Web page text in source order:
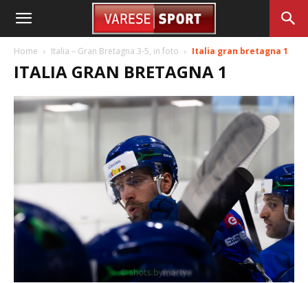
Home Italia – Gran Bretagna 3-5, in foto Italia gran bretagna 1
ITALIA GRAN BRETAGNA 1